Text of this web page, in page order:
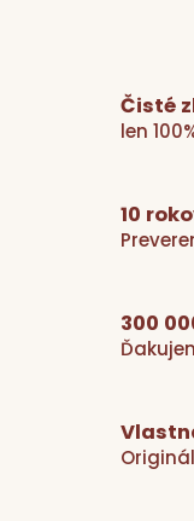
Čisté
len
10
300